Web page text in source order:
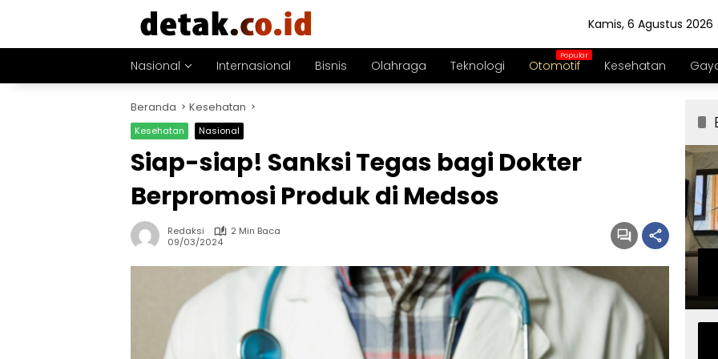
Kamis, 6 Agustus 2026
Nasional Internasional Bisnis Olahraga Teknologi Otomotif Kesehatan
Beranda Kesehatan
Kesehatan Nasional
Siap-siap! Sanksi Tegas bagi Dokter
Berpromosi Produk di Medsos
Redaksi
2 Min Baca
09/03/2024